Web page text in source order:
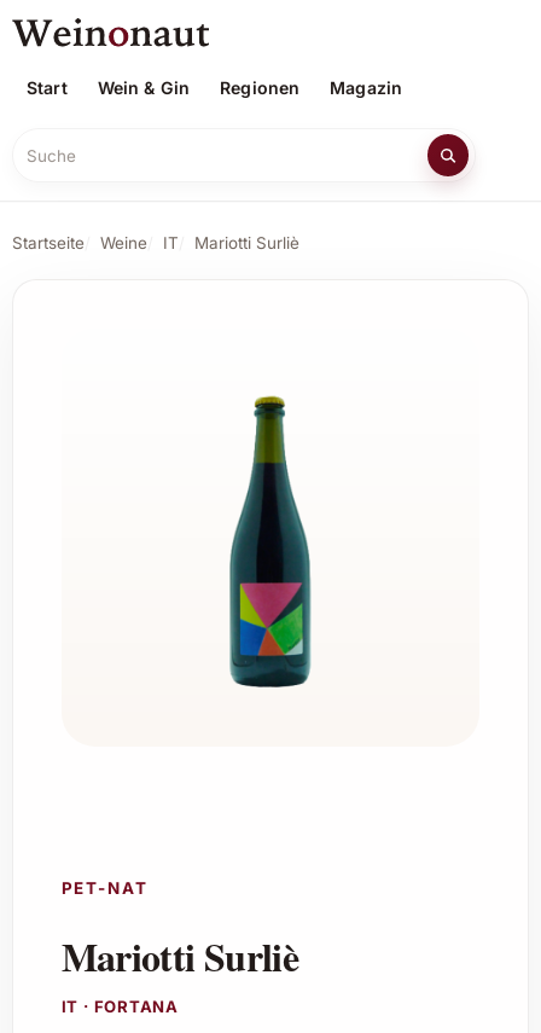
Start Wein & Gin Regionen Magazin
Suche
Startseite Weine IT Mariotti Surliè
PET-NAT
Mariotti Surliè
IT · FORTANA